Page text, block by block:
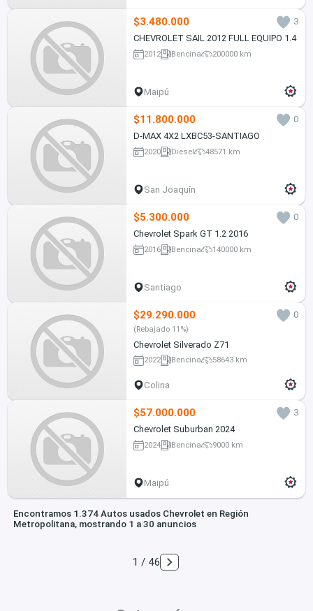
$3.480.000
3
CHEVROLET SAIL 2012 FULL EQUIPO 1.4
2012 Bencina 200000 km
Maipú
$11.800.000
0
D-MAX 4X2 LXBC53-SANTIAGO
2020 Diesel 48571 km
San Joaquín
$5.300.000
0
Chevrolet Spark GT 1.2 2016
2016 Bencina 140000 km
Santiago
$29.290.000 0
(Rebajado 11%)
Chevrolet Silverado Z71
2022 Bencina 58643 km
Colina
$57.000.000
3
Chevrolet Suburban 2024
2024 Bencina 9000 km
Maipú
Encontramos 1.374 Autos usados Chevrolet en Región
Metropolitana, mostrando 1 a 30 anuncios
1 / 46